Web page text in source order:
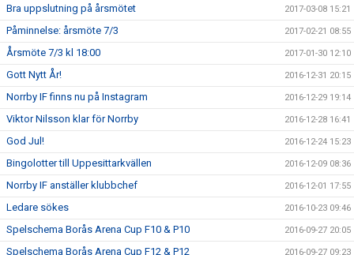
Bra uppslutning på årsmötet 2017-03-08 15:21
Påminnelse: årsmöte 7/3 2017-02-21 08:55
Årsmöte 7/3 kl 18:00 2017-01-30 12:10
Gott Nytt År! 2016-12-31 20:15
Norrby IF finns nu på Instagram 2016-12-29 19:14
Viktor Nilsson klar för Norrby 2016-12-28 16:41
God Jul! 2016-12-24 15:23
Bingolotter till Uppesittarkvällen 2016-12-09 08:36
Norrby IF anställer klubbchef 2016-12-01 17:55
Ledare sökes 2016-10-23 09:46
Spelschema Borås Arena Cup F10 & P10 2016-09-27 20:05
Spelschema Borås Arena Cup F12 & P12 2016-09-27 09:23